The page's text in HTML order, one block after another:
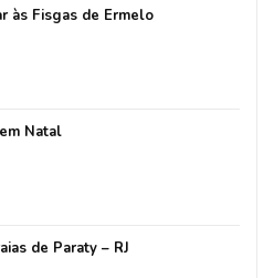
às Fisgas de Ermelo
Natal
de Paraty – RJ